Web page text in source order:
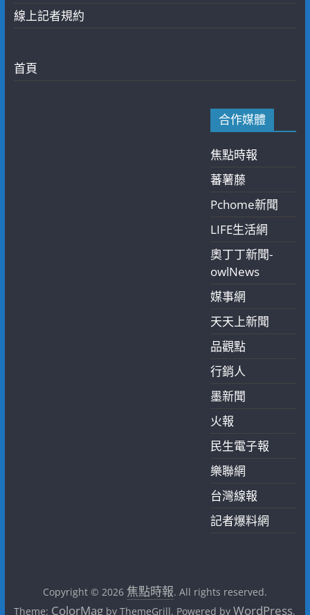
線上記者規約
首頁
合作媒體
焦點時報
蕃薯藤
Pchome新聞
LIFE生活網
奧丁丁新聞-
owlNews
媒事網
天天上新聞
品觀點
行銷人
墨新聞
火報
民生電子報
樂聯網
台灣線報
記者爆料網
Copyright © 2026 焦點時報. All rights reserved.
Theme: ColorMag by ThemeGrill. Powered byWordPress.